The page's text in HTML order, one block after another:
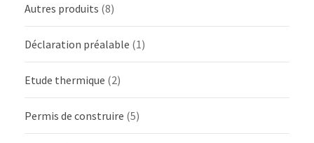
Autres produits (8)
Déclaration préalable (1)
Etude thermique (2)
Permis de construire (5)